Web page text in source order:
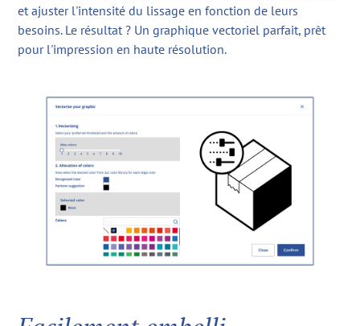
et ajuster l'intensité du lissage en fonction de leurs
besoins. Le résultat ? Un graphique vectoriel parfait, prêt
pour l'impression en haute résolution.